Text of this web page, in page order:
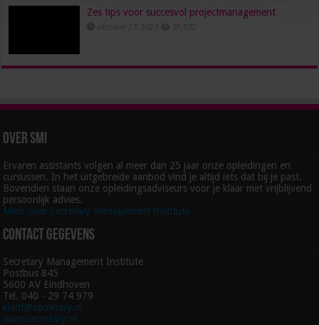
Zes tips voor succesvol projectmanagement
Over SMI
Ervaren assistants volgen al meer dan 25 jaar onze opleidingen en
cursussen. In het uitgebreide aanbod vind je altijd iets dat bij je past.
Bovendien staan onze opleidingsadviseurs voor je klaar met vrijblijvend
persoonlijk advies.
Meer over Secretary Management Institute
Contact gegevens
Secretary Management Institute
Postbus 845
5600 AV Eindhoven
Tel. 040 - 29 74 979
klant@secretary.nl
www.secretary.nl